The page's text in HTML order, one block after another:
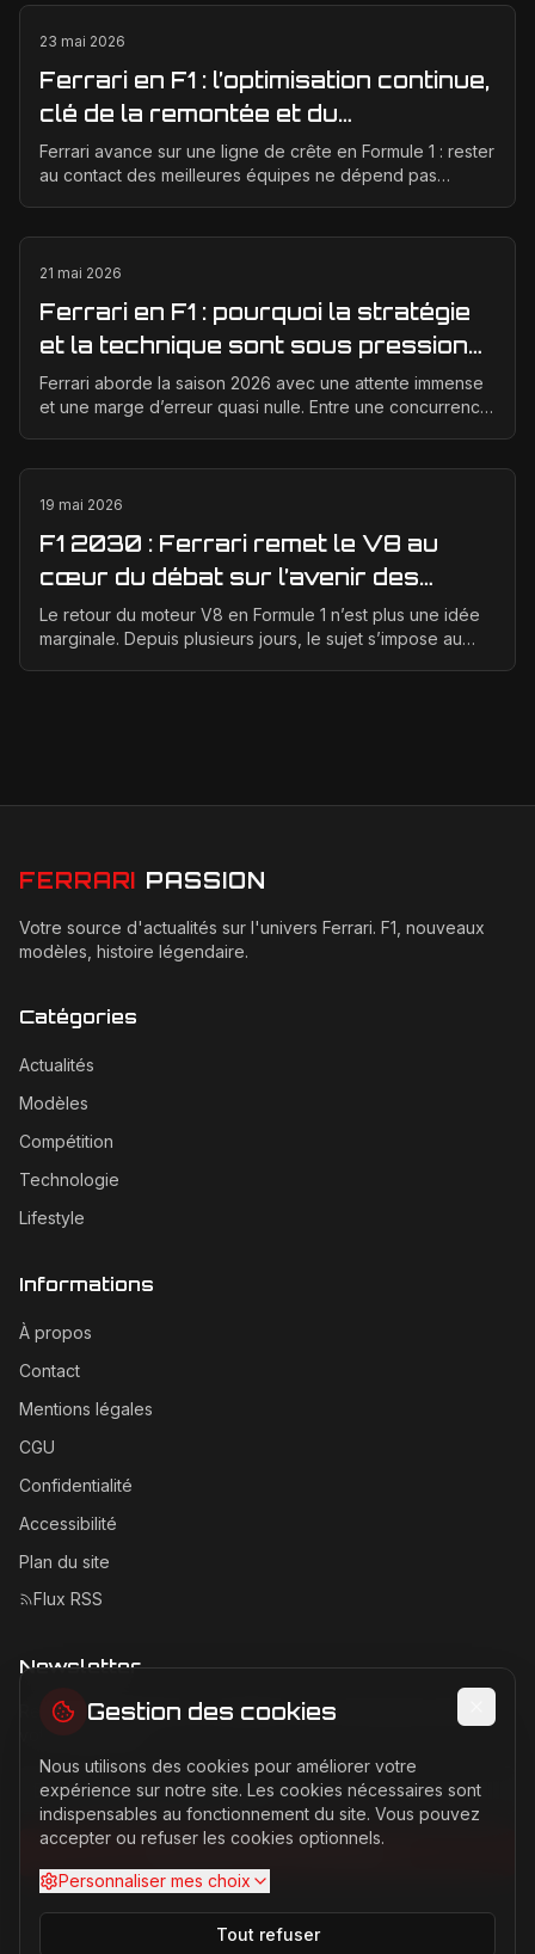
23 mai 2026
Ferrari en F1 : l’optimisation continue,
clé de la remontée et du
développement moteur
Ferrari avance sur une ligne de crête en Formule 1 : rester
au contact des meilleures équipes ne dépend pas
21 mai 2026
Ferrari en F1 : pourquoi la stratégie
et la technique sont sous pression
en 2026
Ferrari aborde la saison 2026 avec une attente immense
et une marge d’erreur quasi nulle. Entre une concurrence
19 mai 2026
F1 2030 : Ferrari remet le V8 au
cœur du débat sur l’avenir des
moteurs
Le retour du moteur V8 en Formule 1 n’est plus une idée
marginale. Depuis plusieurs jours, le sujet s’impose au
FERRARI PASSION
Votre source d'actualités sur l'univers Ferrari. F1, nouveaux
modèles, histoire légendaire.
Catégories
Actualités
Modèles
Compétition
Technologie
Lifestyle
Informations
À propos
Contact
Mentions légales
CGU
Confidentialité
Accessibilité
Plan du site
Flux RSS
Newsletter
Recevez les dernières actualités Ferrari directement dans
Adresse email pour la newsletter
S'abonner à la newsletter
Gestion des cookies
Nous utilisons des cookies pour améliorer votre
expérience sur notre site. Les cookies nécessaires sont
indispensables au fonctionnement du site. Vous pouvez
accepter ou refuser les cookies optionnels.
Personnaliser mes choix
Tout refuser